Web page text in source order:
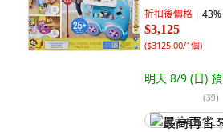
折扣後價格 43%
$3,125
($3125.00/1個)
明天 8/9 (日)
(39)
最高再省